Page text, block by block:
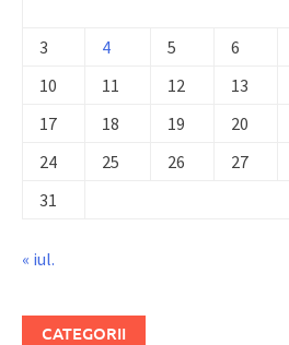
3
4 5 6
10
11 12 13
17
18 19 20
24
25 26 27
31
« iul.
CATEGORII